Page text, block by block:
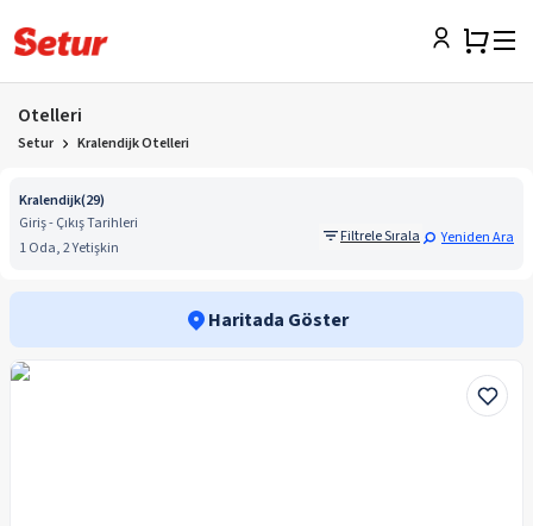
Otelleri
Setur Kralendijk Otelleri
Kralendijk(29)
Giriş - Çıkış Tarihleri
1 Oda, 2 Yetişkin
Filtrele Sırala Yeniden Ara
Haritada Göster